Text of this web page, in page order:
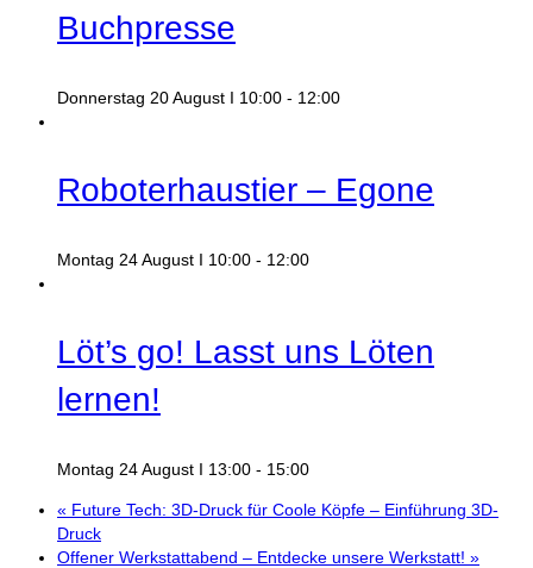
Buchpresse
Donnerstag 20 August I 10:00 - 12:00
Roboterhaustier – Egone
Montag 24 August I 10:00 - 12:00
Löt’s go! Lasst uns Löten
lernen!
Montag 24 August I 13:00 - 15:00
« Future Tech: 3D-Druck für Coole Köpfe – Einführung 3D-
Druck
Offener Werkstattabend – Entdecke unsere Werkstatt! »